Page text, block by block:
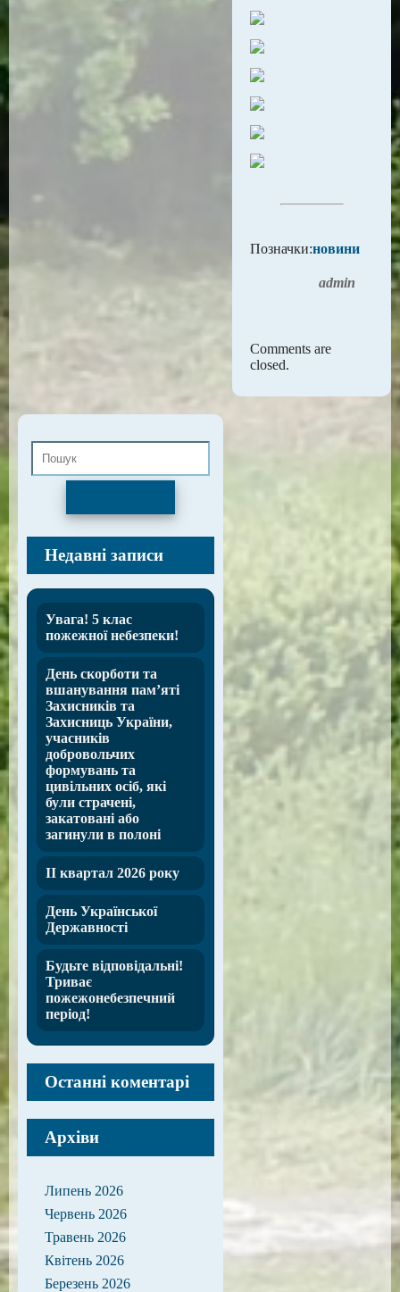
Позначки:новини
admin
Comments are
closed.
Недавні записи
Увага! 5 клас
пожежної небезпеки!
День скорботи та
вшанування пам’яті
Захисників та
Захисниць України,
учасників
добровольчих
формувань та
цивільних осіб, які
були страчені,
закатовані або
загинули в полоні
ІІ квартал 2026 року
День Української
Державності
Будьте відповідальні!
Триває
пожежонебезпечний
період!
Останні коментарі
Архіви
Липень 2026
Червень 2026
Травень 2026
Квітень 2026
Березень 2026